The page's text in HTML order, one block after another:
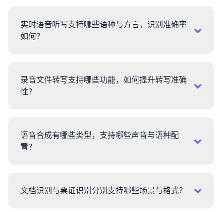
实时语音听写支持哪些语种与方言，识别准确率
如何？
录音文件转写支持哪些功能，如何提升转写准确
性？
语音合成有哪些类型，支持哪些声音与语种配
置？
文档识别与票证识别分别支持哪些场景与格式？